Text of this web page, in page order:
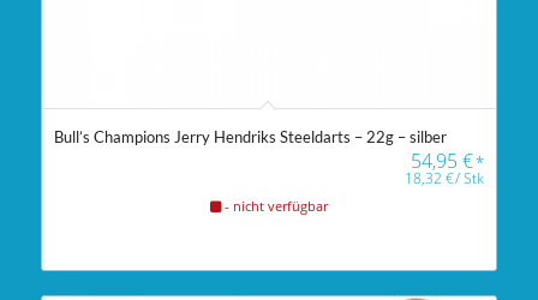
Bull’s Champions Jerry Hendriks Steeldarts – 22g – silber
54,95€*
18,32€/Stk
- nicht verfügbar